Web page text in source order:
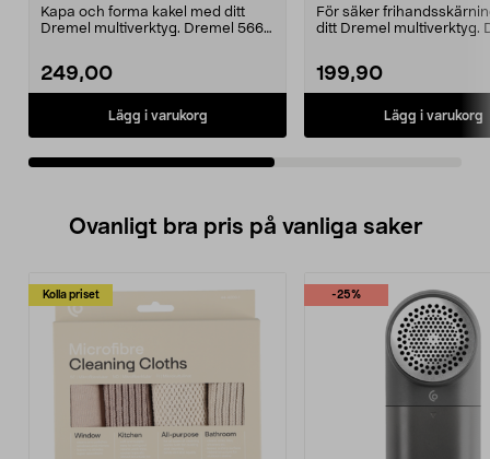
Kapa och forma kakel med ditt
Dremel multiverktyg. Dremel 566
249,00
Lägg i varukorg
delar
För säker
ditt Dremel multiverktyg.
199,90
Lägg i varukorg
Ovanligt bra pris på vanliga saker
Kolla priset -25%